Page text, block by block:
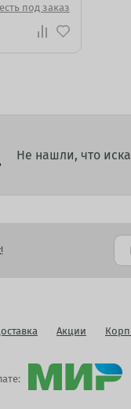
есть под заказ
Не нашли, что
Акции